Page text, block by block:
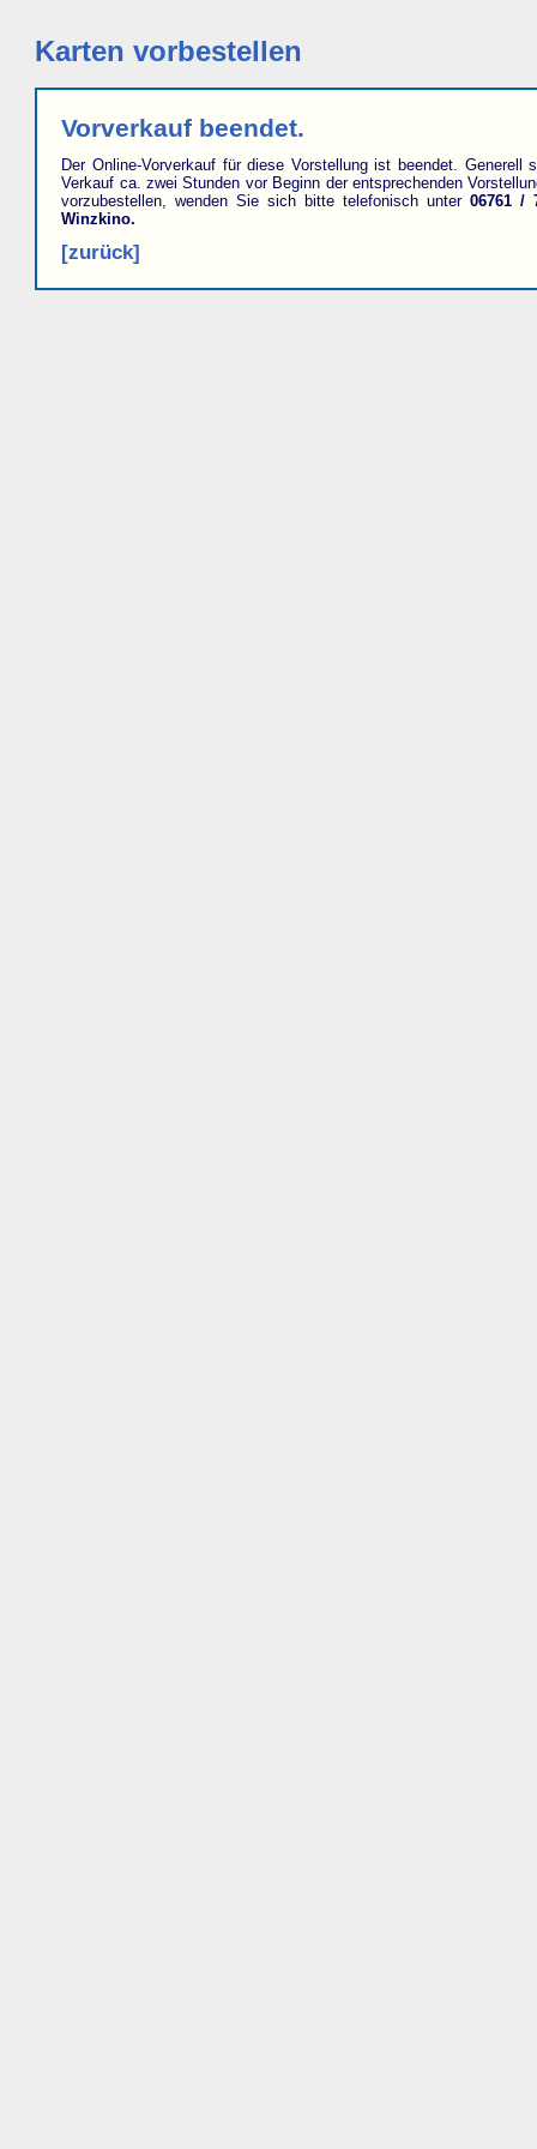
Karten vorbestellen
Vorverkauf beendet.
Der Online-Vorverkauf für diese Vorstellung ist beendet. Generell
Verkauf ca. zwei Stunden vor Beginn der entsprechenden
vorzubestellen, wenden Sie sich bitte telefonisch unter06761 /
Winzkino.
[zurück]